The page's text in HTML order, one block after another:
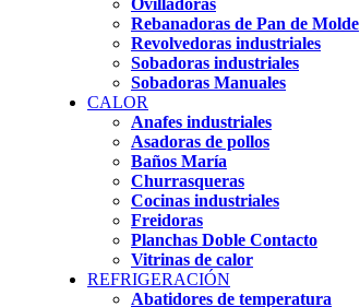
Ovilladoras
Rebanadoras de Pan de Molde
Revolvedoras industriales
Sobadoras industriales
Sobadoras Manuales
CALOR
Anafes industriales
Asadoras de pollos
Baños María
Churrasqueras
Cocinas industriales
Freidoras
Planchas Doble Contacto
Vitrinas de calor
REFRIGERACIÓN
Abatidores de temperatura